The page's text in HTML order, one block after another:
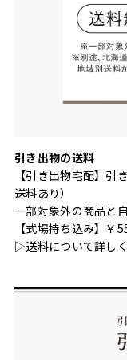
引き出物の送料
【引き出物宅配】引
送料あり）
一部対象外の商品と
【式場持ち込み】￥
▷送料について詳し